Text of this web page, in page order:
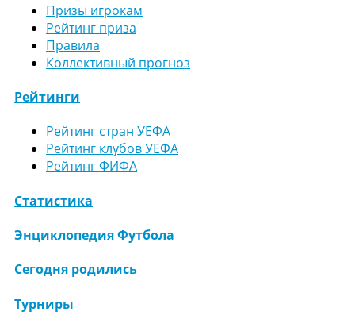
Призы игрокам
Рейтинг приза
Правила
Коллективный прогноз
Рейтинги
Рейтинг стран УЕФА
Рейтинг клубов УЕФА
Рейтинг ФИФА
Статистика
Энциклопедия Футбола
Сегодня родились
Турниры